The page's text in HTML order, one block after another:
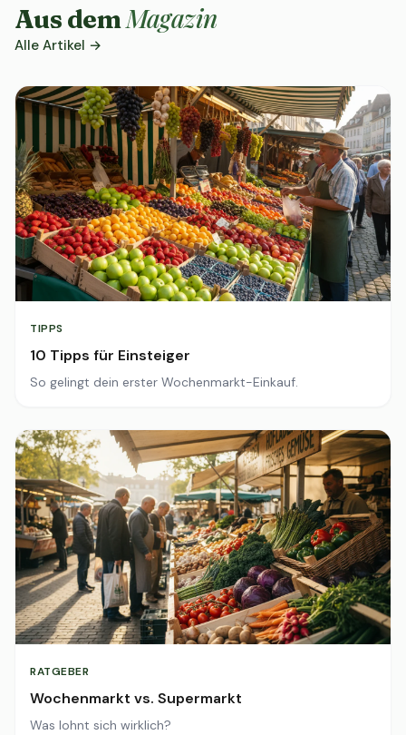
Aus demMagazin
Alle Artikel →
TIPPS
10 Tipps für Einsteiger
So gelingt dein erster Wochenmarkt-Einkauf.
RATGEBER
Wochenmarkt vs. Supermarkt
Was lohnt sich wirklich?